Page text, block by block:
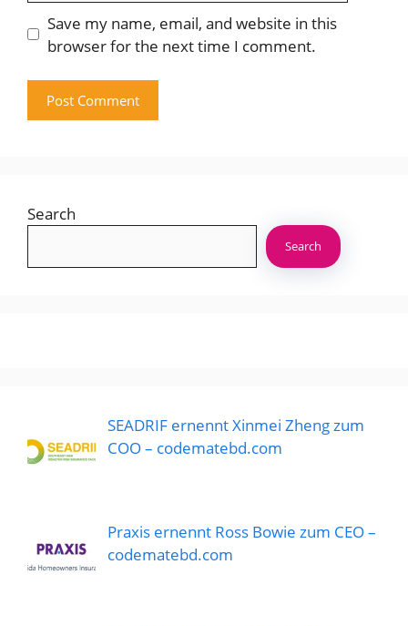
Save my name, email, and website in this
browser for the next time I comment.
Search
Search
SEADRIF ernennt Xinmei Zheng zum
COO – codematebd.com
Praxis ernennt Ross Bowie zum CEO –
codematebd.com